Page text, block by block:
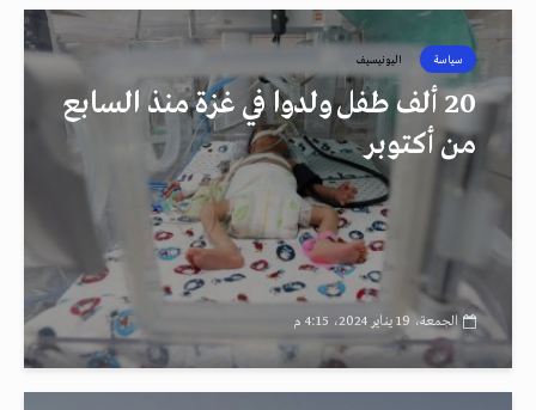
سياسة اليونيسيف
20 ألف طفل ولدوا في غزة منذ السابع
من أكتوبر
الجمعة، 19 يناير 2024، 4:15 م